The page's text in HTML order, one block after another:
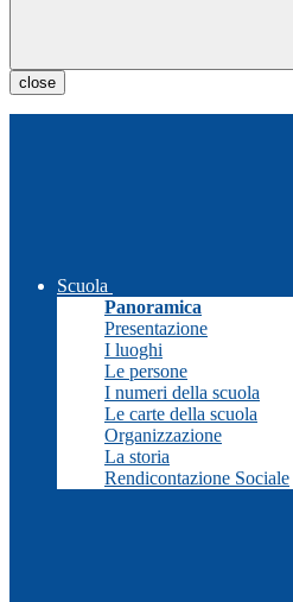
close
Scuola
Panoramica
Presentazione
I luoghi
Le persone
I numeri della scuola
Le carte della scuola
Organizzazione
La storia
Rendicontazione Sociale